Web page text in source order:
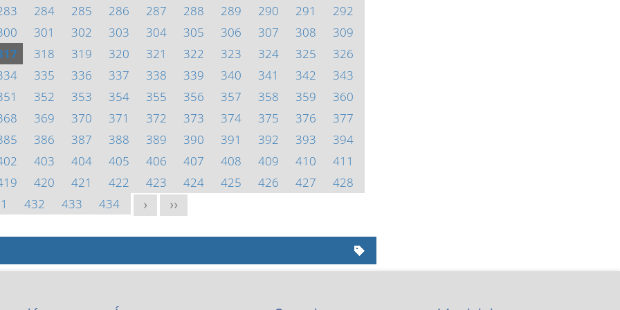
284 285 286 287 288 289 290 291
292
301 302 303 304 305 306 307 308
309
318 319 320 321 322 323 324 325
326
335 336 337 338 339 340 341 342
343
352 353 354 355 356 357 358 359
360
369 370 371 372 373 374 375 376
377
386 387 388 389 390 391 392 393
394
403 404 405 406 407 408 409 410
411
420 421 422 423 424 425 426 427
428
432 433 434 > >>